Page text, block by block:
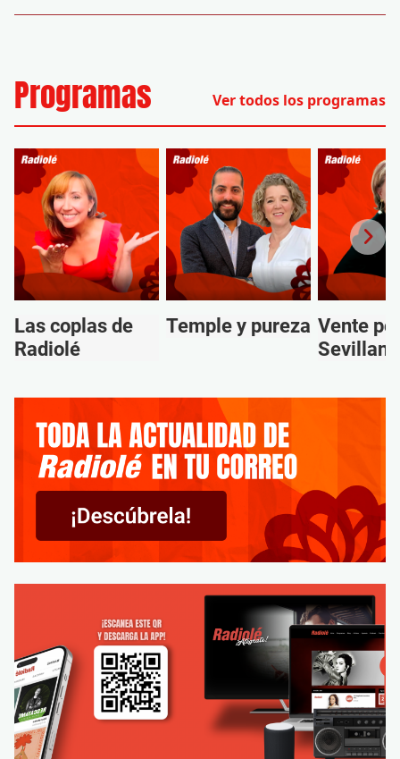
Programas Ver todos los programas
Las coplas de
Radiolé
Temple y pureza Vente